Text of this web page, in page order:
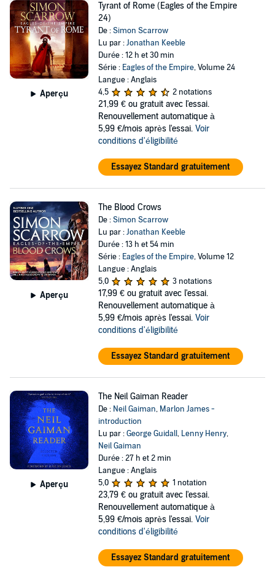
Aperçu
Tyrant of Rome (Eagles of the Empire
24)
De :Simon Scarrow
Lu par :Jonathan Keeble
Durée : 12 h et 30 min
Série : Eagles of the Empire, Volume 24
Langue : Anglais
4,5
2 notations
21,99 € ou gratuit avec l'essai.
Renouvellement automatique à
5,99 €/mois après l'essai. Voir
conditions d'éligibilité
Essayez Standard gratuitement
Aperçu
The Blood Crows
De :Simon Scarrow
Lu par :Jonathan Keeble
Durée : 13 h et 54 min
Série : Eagles of the Empire, Volume 12
Langue : Anglais
5,0
3 notations
17,99 € ou gratuit avec l'essai.
Renouvellement automatique à
5,99 €/mois après l'essai. Voir
conditions d'éligibilité
Essayez Standard gratuitement
Aperçu
The Neil Gaiman Reader
De : Neil Gaiman, Marlon James -
introduction
Lu par :George Guidall, Lenny Henry,
Neil Gaiman
Durée : 27 h et 2 min
Langue : Anglais
5,0
1 notation
23,79 € ou gratuit avec l'essai.
Renouvellement automatique à
5,99 €/mois après l'essai. Voir
conditions d'éligibilité
Essayez Standard gratuitement